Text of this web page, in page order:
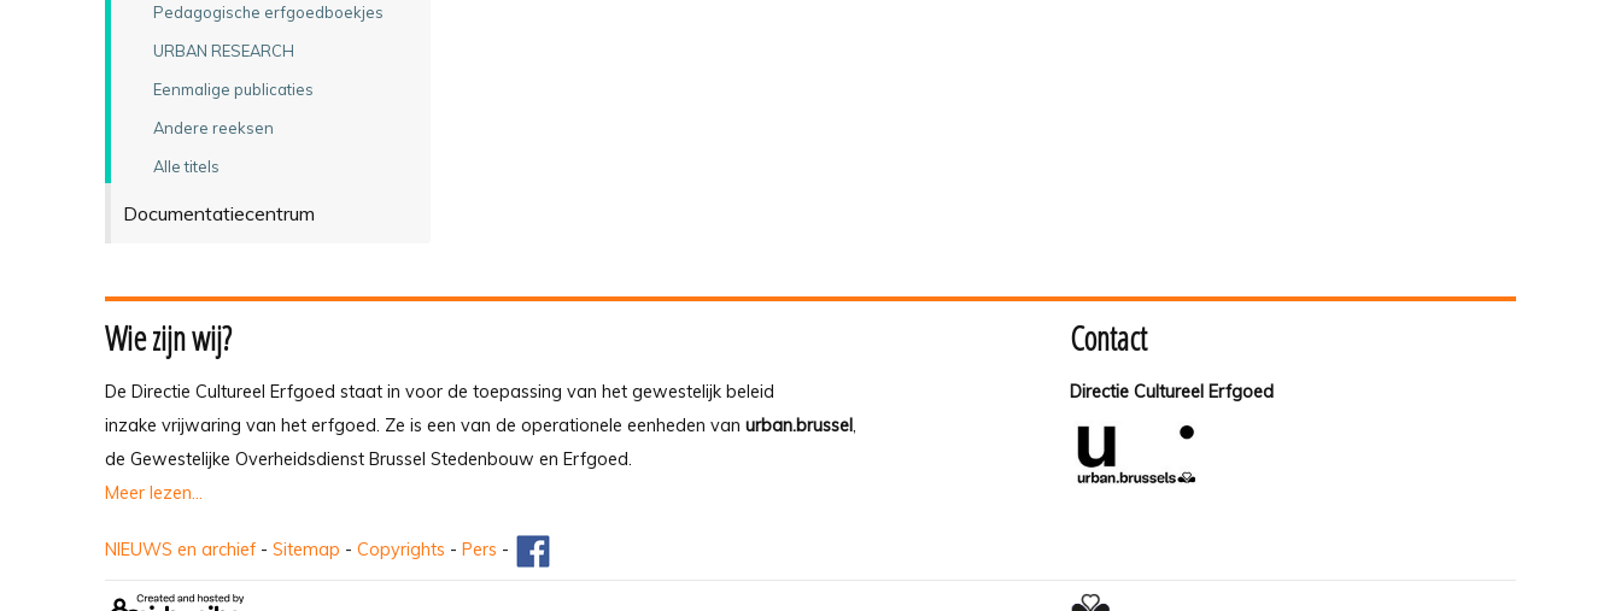
Pedagogische erfgoedboekjes
URBAN RESEARCH
Eenmalige publicaties
Andere reeksen
Alle titels
Documentatiecentrum
Wie zijn wij?
De Directie Cultureel Erfgoed staat in voor de toepassing van het gewestelijk beleid
inzake vrijwaring van het erfgoed. Ze is een van de operationele eenheden van urban.brussel,
de Gewestelijke Overheidsdienst Brussel Stedenbouw en Erfgoed.
Meer lezen...
Contact
Directie Cultureel Erfgoed
NIEUWS en archief - Sitemap - Copyrights - Pers -